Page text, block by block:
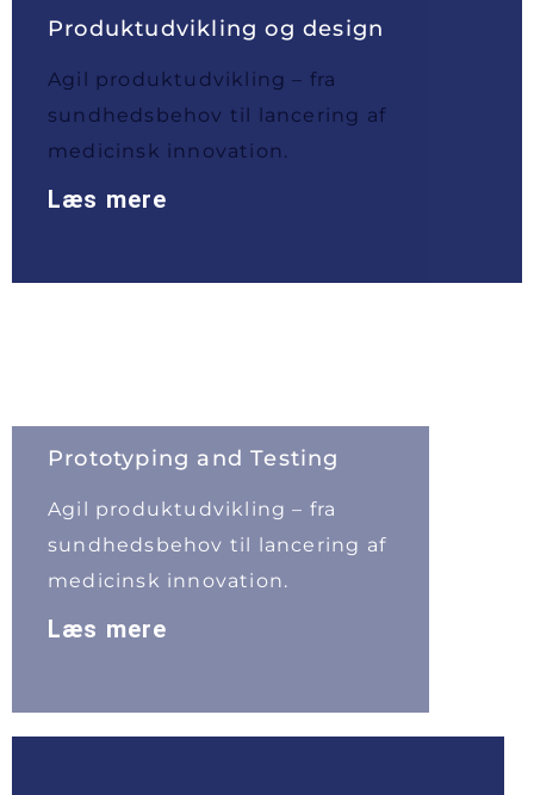
Produktudvikling og design
Agil produktudvikling – fra
sundhedsbehov til lancering af
medicinsk innovation.
Læs mere
Prototyping and Testing
Agil produktudvikling – fra
sundhedsbehov til lancering af
medicinsk innovation.
Læs mere